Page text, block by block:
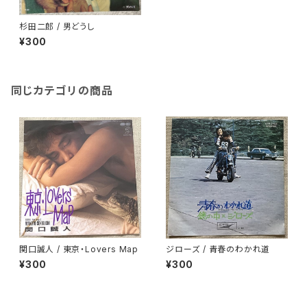
杉田二郎 / 男どうし
¥300
同じカテゴリの商品
関口誠人 / 東京・Lovers Map
¥300
ジローズ / 青春のわかれ道
¥300